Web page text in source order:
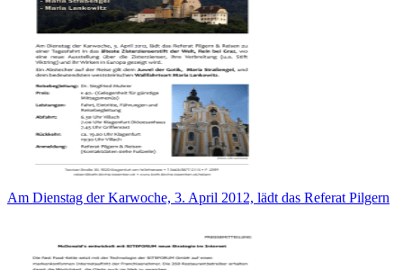
Am Dienstag der Karwoche, 3. April 2012, lädt das Referat Pilgern